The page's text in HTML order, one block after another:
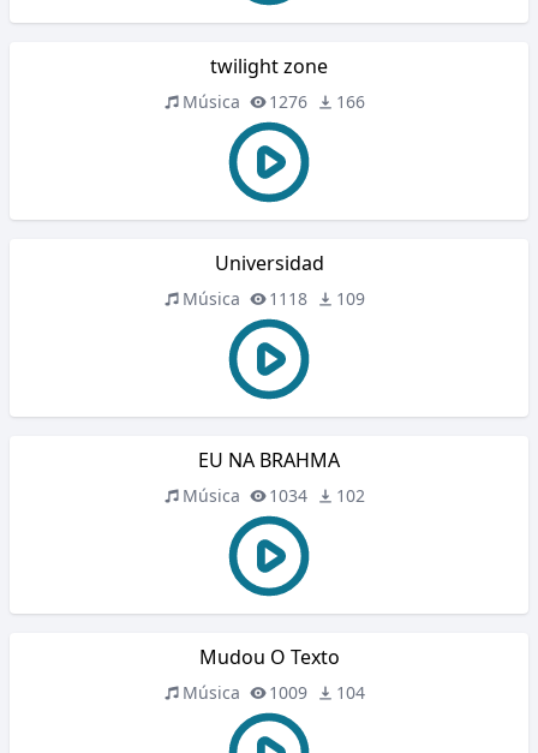
twilight zone
Música 1276 166
Universidad
Música 1118 109
EU NA BRAHMA
Música 1034 102
Mudou O Texto
Música 1009 104